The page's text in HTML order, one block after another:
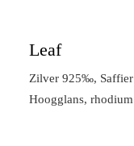
Leaf
Zilver 925‰, Saffier
Hoogglans, rhodium